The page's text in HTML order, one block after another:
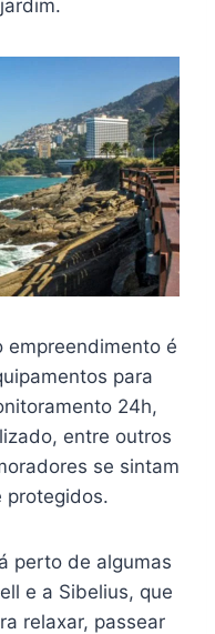
empreendimento é
para
24h,
entre outros
se sintam
protegidos.
perto de algumas
e a Sibelius, que
relaxar, passear